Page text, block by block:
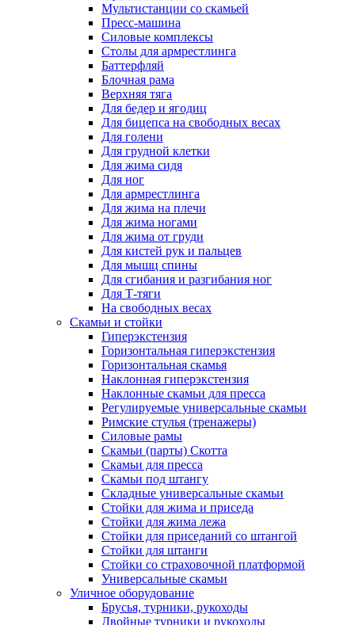
Мультистанции со скамьей
Пресс-машина
Силовые комплексы
Столы для армрестлинга
Баттерфляй
Блочная рама
Верхняя тяга
Для бедер и ягодиц
Для бицепса на свободных весах
Для голени
Для грудной клетки
Для жима сидя
Для ног
Для армрестлинга
Для жима на плечи
Для жима ногами
Для жима от груди
Для кистей рук и пальцев
Для мышц спины
Для сгибания и разгибания ног
Для Т-тяги
На свободных весах
Скамьи и стойки
Гиперэкстензия
Горизонтальная гиперэкстензия
Горизонтальная скамья
Наклонная гиперэкстензия
Наклонные скамьи для пресса
Регулируемые универсальные скамьи
Римские стулья (тренажеры)
Силовые рамы
Скамьи (парты) Скотта
Скамьи для пресса
Скамьи под штангу
Складные универсальные скамьи
Стойки для жима и приседа
Стойки для жима лежа
Стойки для приседаний со штангой
Стойки для штанги
Стойки со страховочной платформой
Универсальные скамьи
Уличное оборудование
Брусья, турники, рукоходы
Двойные турники и рукоходы